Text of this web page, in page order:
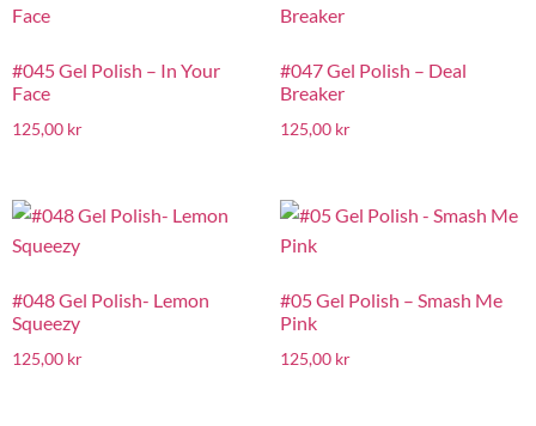
#045 Gel Polish – In Your
Face
125,00 kr
#047 Gel Polish – Deal
Breaker
125,00 kr
#048 Gel Polish- Lemon
Squeezy
125,00 kr
#05 Gel Polish – Smash Me
Pink
125,00 kr